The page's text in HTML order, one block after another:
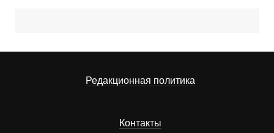
Редакционная политика
Контакты